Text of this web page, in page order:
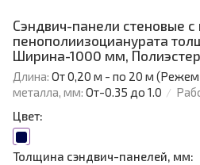
Сэндвич-панели стеновые
пенополиизоцианурата
Ширина-1000 мм, Полиэстер
Длина: От 0,20 м - по 20 м (Режем
металла, мм: От-0.35 до 1.0
Цвет:
Толщина сэндвич-панелей, мм: